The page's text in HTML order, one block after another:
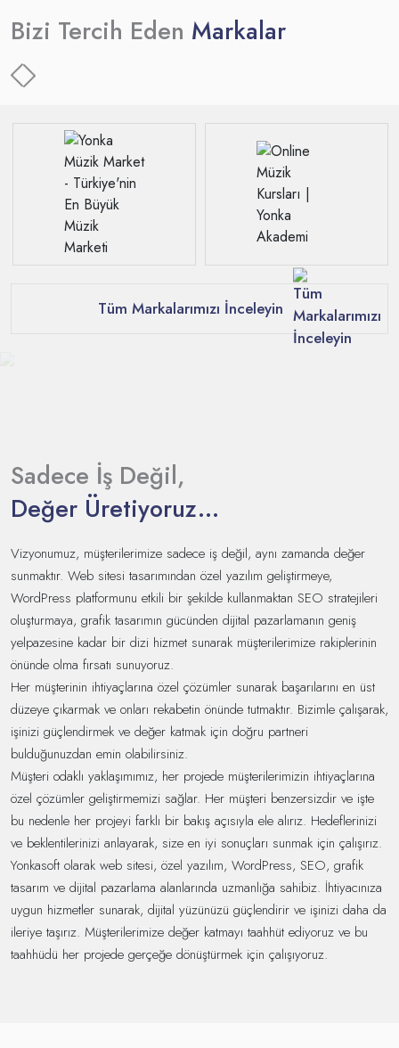
Bizi Tercih Eden Markalar
Tüm Markalarımızı İnceleyin
Sadece İş Değil,
Değer Üretiyoruz...
Vizyonumuz, müşterilerimize sadece iş değil, aynı zamanda değer
sunmaktır. Web sitesi tasarımından özel yazılım geliştirmeye,
WordPress platformunu etkili bir şekilde kullanmaktan SEO stratejileri
oluşturmaya, grafik tasarımın gücünden dijital pazarlamanın geniş
yelpazesine kadar bir dizi hizmet sunarak müşterilerimize rakiplerinin
önünde olma fırsatı sunuyoruz.
Her müşterinin ihtiyaçlarına özel çözümler sunarak başarılarını en üst
düzeye çıkarmak ve onları rekabetin önünde tutmaktır. Bizimle çalışarak,
işinizi güçlendirmek ve değer katmak için doğru partneri
bulduğunuzdan emin olabilirsiniz.
Müşteri odaklı yaklaşımımız, her projede müşterilerimizin ihtiyaçlarına
özel çözümler geliştirmemizi sağlar. Her müşteri benzersizdir ve işte
bu nedenle her projeyi farklı bir bakış açısıyla ele alırız. Hedeflerinizi
ve beklentilerinizi anlayarak, size en iyi sonuçları sunmak için çalışırız.
Yonkasoft olarak web sitesi, özel yazılım, WordPress, SEO, grafik
tasarım ve dijital pazarlama alanlarında uzmanlığa sahibiz. İhtiyacınıza
uygun hizmetler sunarak, dijital yüzünüzü güçlendirir ve işinizi daha da
ileriye taşırız. Müşterilerimize değer katmayı taahhüt ediyoruz ve bu
taahhüdü her projede gerçeğe dönüştürmek için çalışıyoruz.